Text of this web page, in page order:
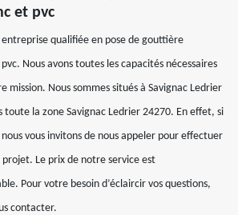
et pvc
entreprise qualifiée en pose de gouttière
Nous avons toutes les capacités nécessaires
mission. Nous sommes situés à Savignac Ledrier
toute la zone Savignac Ledrier 24270. En effet, si
vous invitons de nous appeler pour effectuer
Le prix de notre service est
Pour votre besoin d’éclaircir vos questions,
contacter.